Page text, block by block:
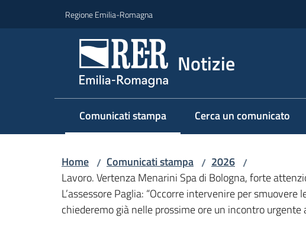
Regione Emilia-Romagna
Notizie
Comunicati stampa
Menu selezionato Cerca un comunicato
Home / Comunicati stampa / 2026 /
Lavoro. Vertenza Menarini Spa di Bologna, forte
L’assessore Paglia: “Occorre intervenire per
chiederemo già nelle prossime ore un incontro urgente